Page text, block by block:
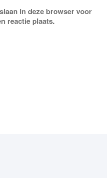
in deze browser voor
reactie plaats.